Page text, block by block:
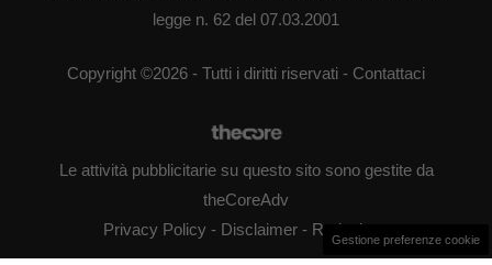
legge n. 62 del 07.03.2001
Copyright ©2026 - Tutti i diritti riservati - Contattaci
Le attività pubblicitarie su questo sito sono gestite da
theCoreAdv
Privacy Policy - Disclaimer - Redazione
Gestione preferenze cookie